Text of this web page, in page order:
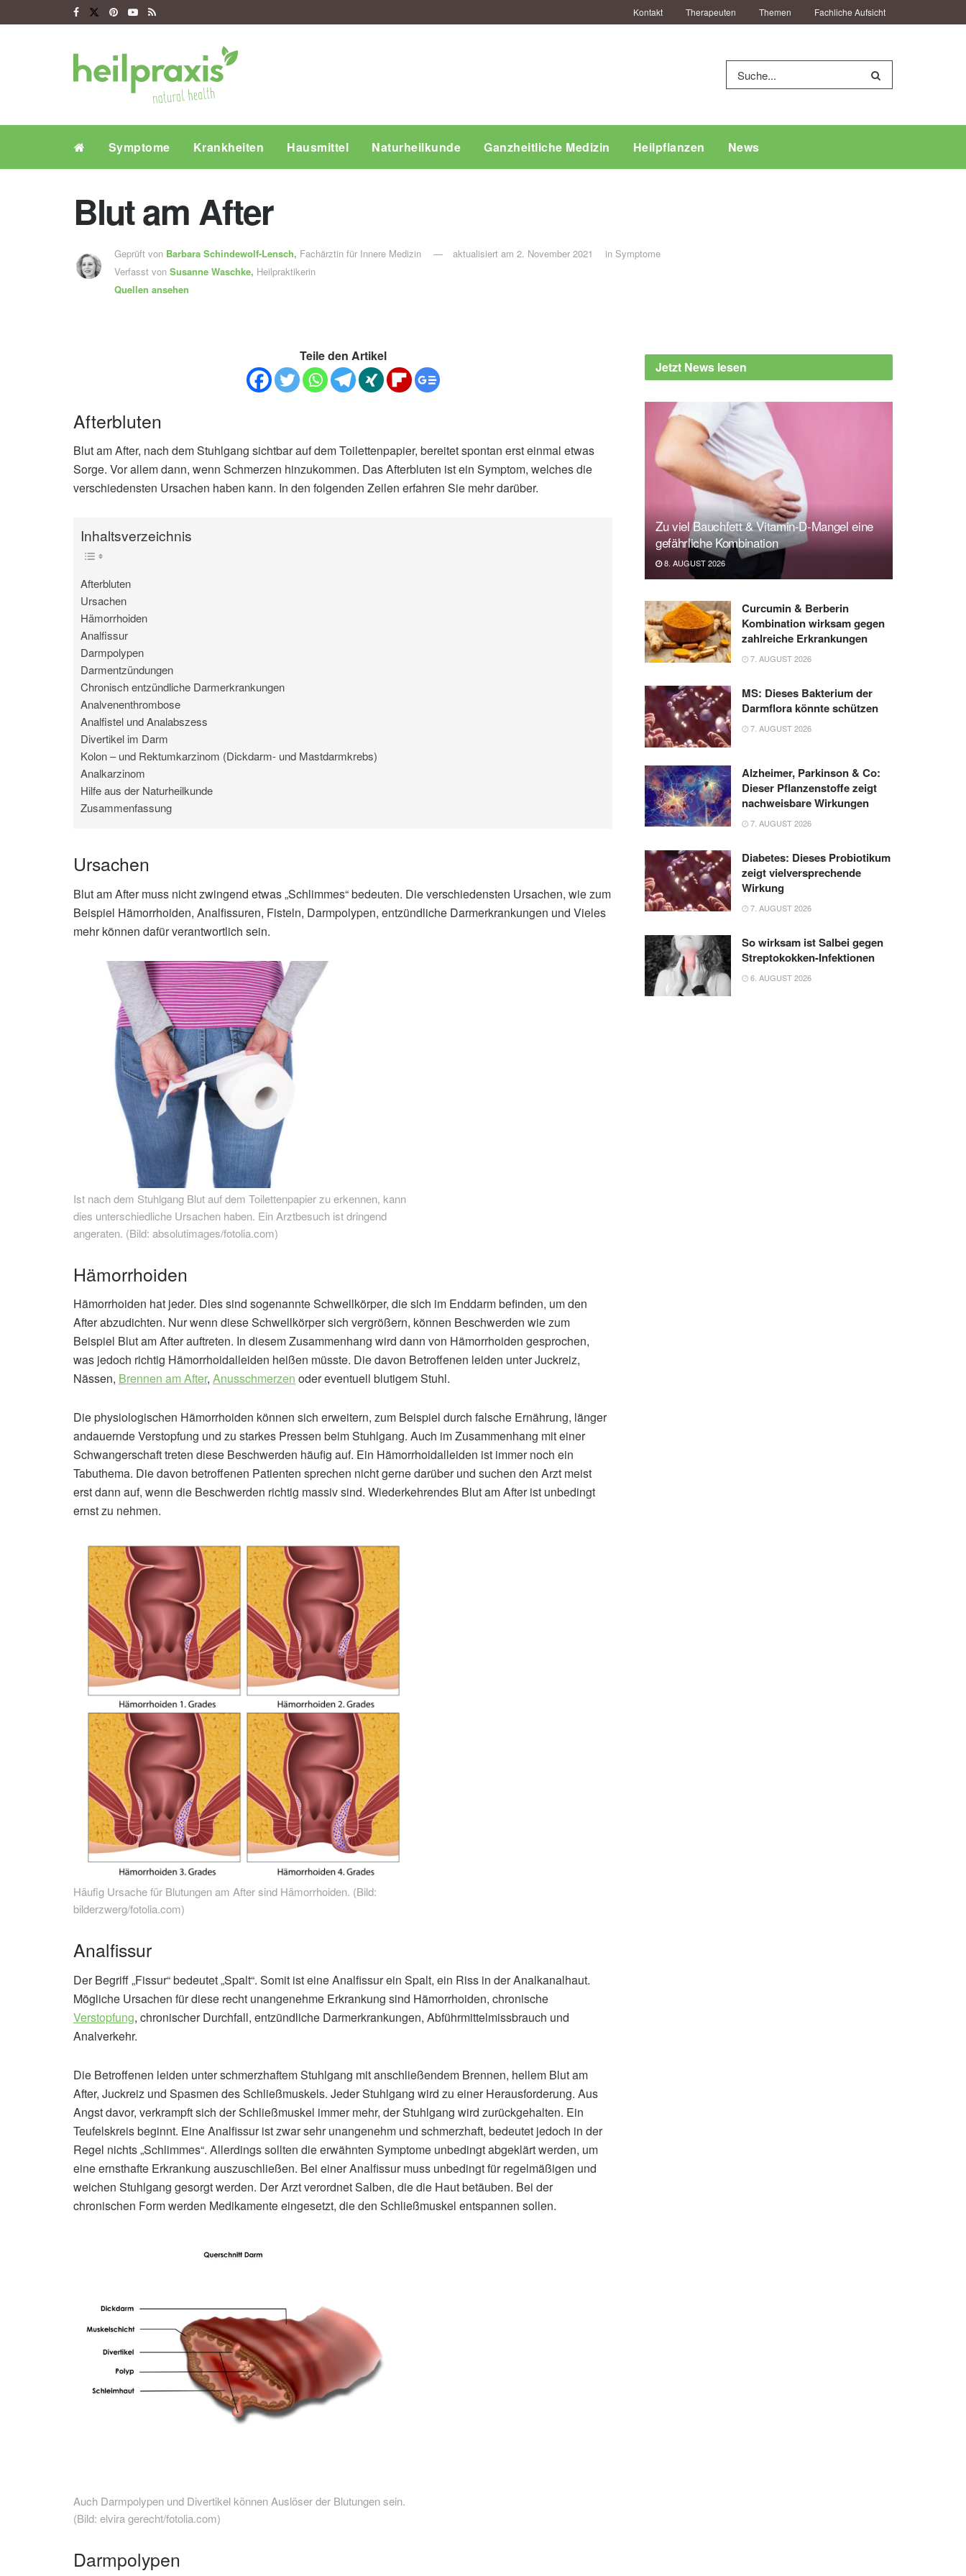
Kontakt Therapeuten Themen Fachliche Aufsicht
Symptome Krankheiten Hausmittel Naturheilkunde Ganzheitliche Medizin Heilpflanzen News
Blut am After
Geprüft von Barbara Schindewolf-Lensch, Fachärztin für Innere Medizin
Verfasst von Susanne Waschke, Heilpraktikerin
Quellen ansehen
aktualisiert am 2. November 2021 in Symptome
Teile den Artikel
Afterbluten
Blut am After, nach dem Stuhlgang sichtbar auf dem Toilettenpapier, bereitet spontan erst einmal etwas
Sorge. Vor allem dann, wenn Schmerzen hinzukommen. Das Afterbluten ist ein Symptom, welches die
verschiedensten Ursachen haben kann. In den folgenden Zeilen erfahren Sie mehr darüber.
Inhaltsverzeichnis
Afterbluten
Ursachen
Hämorrhoiden
Analfissur
Darmpolypen
Darmentzündungen
Chronisch entzündliche Darmerkrankungen
Analvenenthrombose
Analfistel und Analabszess
Divertikel im Darm
Kolon – und Rektumkarzinom (Dickdarm- und Mastdarmkrebs)
Analkarzinom
Hilfe aus der Naturheilkunde
Zusammenfassung
Ursachen
Blut am After muss nicht zwingend etwas „Schlimmes“ bedeuten. Die verschiedensten Ursachen, wie zum
Beispiel Hämorrhoiden, Analfissuren, Fisteln, Darmpolypen, entzündliche Darmerkrankungen und Vieles
mehr können dafür verantwortlich sein.
Ist nach dem Stuhlgang Blut auf dem Toilettenpapier zu erkennen, kann
dies unterschiedliche Ursachen haben. Ein Arztbesuch ist dringend
angeraten. (Bild: absolutimages/fotolia.com)
Hämorrhoiden
Hämorrhoiden hat jeder. Dies sind sogenannte Schwellkörper, die sich im Enddarm befinden, um den
After abzudichten. Nur wenn diese Schwellkörper sich vergrößern, können Beschwerden wie zum
Beispiel Blut am After auftreten. In diesem Zusammenhang wird dann von Hämorrhoiden gesprochen,
was jedoch richtig Hämorrhoidalleiden heißen müsste. Die davon Betroffenen leiden unter Juckreiz,
Nässen, Brennen am After, Anusschmerzen oder eventuell blutigem Stuhl.
Die physiologischen Hämorrhoiden können sich erweitern, zum Beispiel durch falsche Ernährung, länger
andauernde Verstopfung und zu starkes Pressen beim Stuhlgang. Auch im Zusammenhang mit einer
Schwangerschaft treten diese Beschwerden häufig auf. Ein Hämorrhoidalleiden ist immer noch ein
Tabuthema. Die davon betroffenen Patienten sprechen nicht gerne darüber und suchen den Arzt meist
erst dann auf, wenn die Beschwerden richtig massiv sind. Wiederkehrendes Blut am After ist unbedingt
ernst zu nehmen.
Häufig Ursache für Blutungen am After sind Hämorrhoiden. (Bild:
bilderzwerg/fotolia.com)
Analfissur
Der Begriff „Fissur“ bedeutet „Spalt“. Somit ist eine Analfissur ein Spalt, ein Riss in der Analkanalhaut.
Mögliche Ursachen für diese recht unangenehme Erkrankung sind Hämorrhoiden, chronische
Verstopfung, chronischer Durchfall, entzündliche Darmerkrankungen, Abführmittelmissbrauch und
Analverkehr.
Die Betroffenen leiden unter schmerzhaftem Stuhlgang mit anschließendem Brennen, hellem Blut am
After, Juckreiz und Spasmen des Schließmuskels. Jeder Stuhlgang wird zu einer Herausforderung. Aus
Angst davor, verkrampft sich der Schließmuskel immer mehr, der Stuhlgang wird zurückgehalten. Ein
Teufelskreis beginnt. Eine Analfissur ist zwar sehr unangenehm und schmerzhaft, bedeutet jedoch in der
Regel nichts „Schlimmes“. Allerdings sollten die erwähnten Symptome unbedingt abgeklärt werden, um
eine ernsthafte Erkrankung auszuschließen. Bei einer Analfissur muss unbedingt für regelmäßigen und
weichen Stuhlgang gesorgt werden. Der Arzt verordnet Salben, die die Haut betäuben. Bei der
chronischen Form werden Medikamente eingesetzt, die den Schließmuskel entspannen sollen.
Auch Darmpolypen und Divertikel können Auslöser der Blutungen sein.
(Bild: elvira gerecht/fotolia.com)
Darmpolypen
Jetzt News lesen
Zu viel Bauchfett & Vitamin-D-Mangel eine
gefährliche Kombination
8. AUGUST 2026
Curcumin & Berberin
Kombination wirksam gegen
zahlreiche Erkrankungen
7. AUGUST 2026
MS: Dieses Bakterium der
Darmflora könnte schützen
7. AUGUST 2026
Alzheimer, Parkinson & Co:
Dieser Pflanzenstoffe zeigt
nachweisbare Wirkungen
7. AUGUST 2026
Diabetes: Dieses Probiotikum
zeigt vielversprechende
Wirkung
7. AUGUST 2026
So wirksam ist Salbei gegen
Streptokokken-Infektionen
6. AUGUST 2026